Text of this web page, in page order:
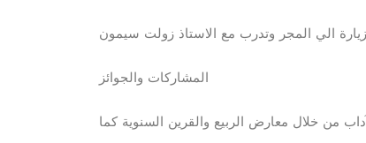
الي المجر وتدرب مع الاستاذ زولت سيمون
‎المشاركات والجوائز